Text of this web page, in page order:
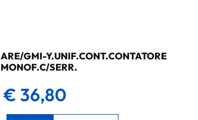
ARE/GMI-Y.UNIF.CONT.CONTATORE
MONOF.C/SERR.
€ 36,80